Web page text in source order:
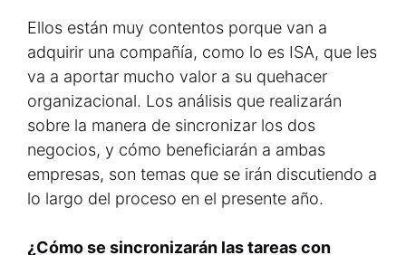
Ellos están muy contentos porque van a
adquirir una compañía, como lo es ISA, que les
va a aportar mucho valor a su quehacer
organizacional. Los análisis que realizarán
sobre la manera de sincronizar los dos
negocios, y cómo beneficiarán a ambas
empresas, son temas que se irán discutiendo a
lo largo del proceso en el presente año.
¿Cómo se sincronizarán las tareas con